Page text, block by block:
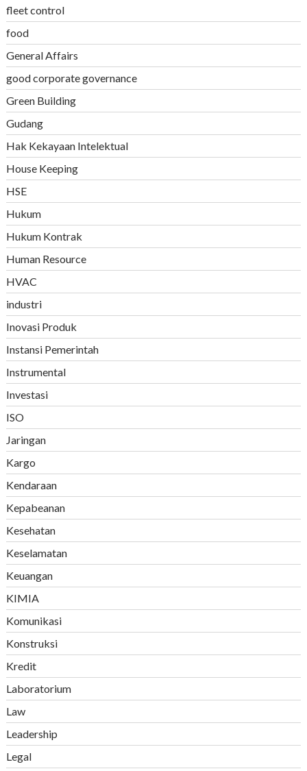
fleet control
food
General Affairs
good corporate governance
Green Building
Gudang
Hak Kekayaan Intelektual
House Keeping
HSE
Hukum
Hukum Kontrak
Human Resource
HVAC
industri
Inovasi Produk
Instansi Pemerintah
Instrumental
Investasi
ISO
Jaringan
Kargo
Kendaraan
Kepabeanan
Kesehatan
Keselamatan
Keuangan
KIMIA
Komunikasi
Konstruksi
Kredit
Laboratorium
Law
Leadership
Legal